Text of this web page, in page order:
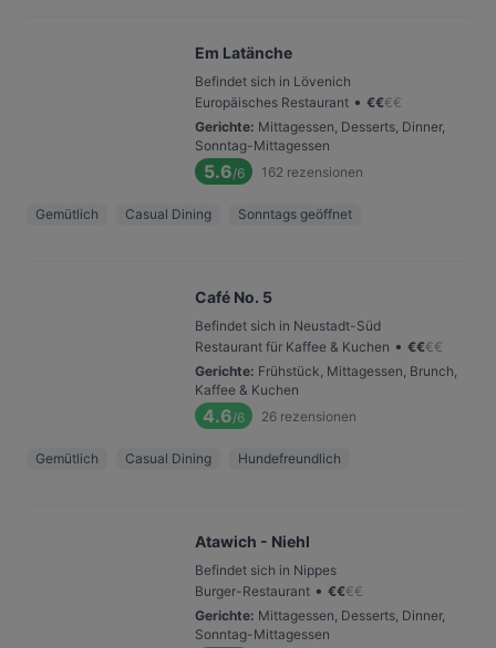
Em Latänche
Befindet sich in Lövenich
Europäisches Restaurant • €€€€
Gerichte: Mittagessen, Desserts, Dinner,
Sonntag-Mittagessen
5.6/6 162 rezensionen
Gemütlich Casual Dining Sonntags geöffnet
Café No. 5
Befindet sich in Neustadt-Süd
Restaurant für Kaffee & Kuchen • €€€€
Gerichte: Frühstück, Mittagessen, Brunch,
Kaffee & Kuchen
4.6/6 26 rezensionen
Gemütlich Casual Dining Hundefreundlich
Atawich - Niehl
Befindet sich in Nippes
Burger-Restaurant • €€€€
Gerichte: Mittagessen, Desserts, Dinner,
Sonntag-Mittagessen